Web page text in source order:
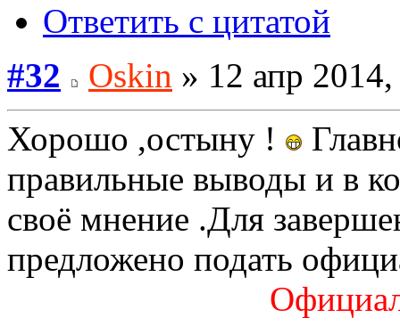
Ответить с цитатой
#32
Oskin » 12 апр
Хорошо ,остыну !
правильные выводы и в
своё мнение .Для
предложено подать